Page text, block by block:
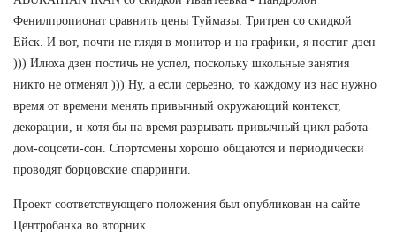
Фенилпропионат сравнить цены Туймазы: Тритрен со скидкой
Ейск. И вот, почти не глядя в монитор и на графики, я постиг дзен
))) Илюха дзен постичь не успел, поскольку школьные занятия
никто не отменял ))) Ну, а если серьезно, то каждому из нас нужно
время от времени менять привычный окружающий контекст,
декорации, и хотя бы на время разрывать привычный цикл работа-
дом-соцсети-сон. Спортсмены хорошо общаются и периодически
проводят борцовские спарринги.
Проект соответствующего положения был опубликован на сайте
Центробанка во вторник.